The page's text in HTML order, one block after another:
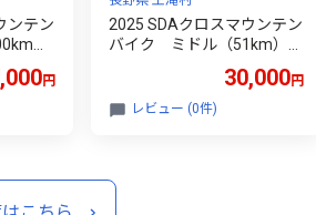
ンテン
）
円
2025 SDAクロスマウンテン
バイク ミドル（51km）
30,000円
レビュー (0件)